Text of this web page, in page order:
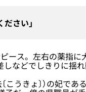
さい」
ース。左右の薬指に
などでしきりに揺
うきょ〕）の妃であ